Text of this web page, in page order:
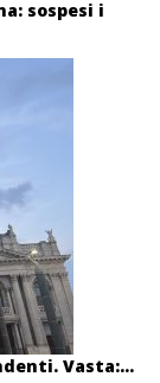
sospesi i
Vasta:...